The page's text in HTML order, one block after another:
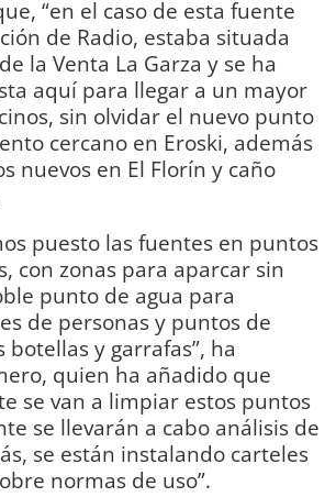
“en el caso de esta fuente
de Radio, estaba situada
la Venta La Garza y se ha
aquí para llegar a un mayor
sin olvidar el nuevo punto
cercano en Eroski, además
nuevos en El Florín y caño
puesto las fuentes en puntos
con zonas para aparcar sin
punto de agua para
de personas y puntos de
botellas y garrafas”, ha
quien ha añadido que
se van a limpiar estos puntos
se llevarán a cabo análisis de
se están instalando carteles
normas de uso”.